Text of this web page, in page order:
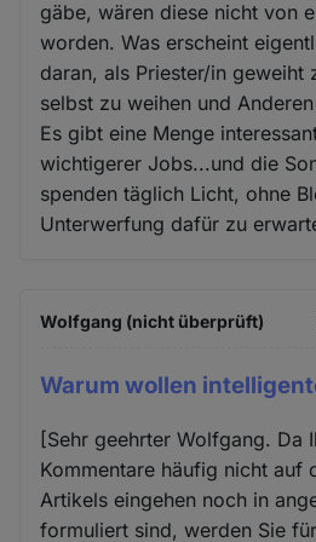
gäbe, wären diese nicht von
worden. Was erscheint
daran, als Priester/in geweiht
selbst zu weihen und
Es gibt eine Menge
wichtigerer Jobs...und die
spenden täglich Licht, ohne
Unterwerfung dafür zu
Wolfgang (nicht überprüft)
Warum wollen
[Sehr geehrter Wolfgang. Da
Kommentare häufig nicht auf
Artikels eingehen noch in
formuliert sind, werden Sie